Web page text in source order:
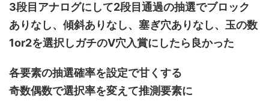
3段目アナログにして2段目通過の抽選でブロック
ありなし、傾斜ありなし、塞ぎ穴ありなし、玉の数
1or2を選択しガチのV穴入賞にしたら良かった
各要素の抽選確率を設定で甘くする
奇数偶数で選択率を変えて推測要素に